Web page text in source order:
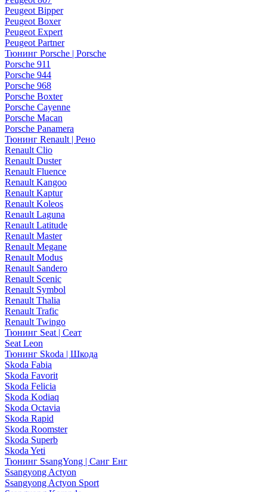
Peugeot Bipper
Peugeot Boxer
Peugeot Expert
Peugeot Partner
Тюнинг Porsche | Porsche
Porsche 911
Porsche 944
Porsche 968
Porsche Boxter
Porsche Cayenne
Porsche Macan
Porsche Panamera
Тюнинг Renault | Рено
Renault Clio
Renault Duster
Renault Fluence
Renault Kangoo
Renault Kaptur
Renault Koleos
Renault Laguna
Renault Latitude
Renault Master
Renault Megane
Renault Modus
Renault Sandero
Renault Scenic
Renault Symbol
Renault Thalia
Renault Trafic
Renault Twingo
Тюнинг Seat | Сеат
Seat Leon
Тюнинг Skoda | Шкода
Skoda Fabia
Skoda Favorit
Skoda Felicia
Skoda Kodiaq
Skoda Octavia
Skoda Rapid
Skoda Roomster
Skoda Superb
Skoda Yeti
Тюнинг SsangYong | Санг Енг
Ssangyong Actyon
Ssangyong Actyon Sport